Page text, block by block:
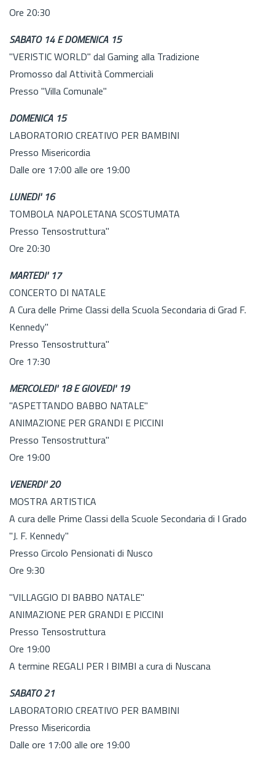
Ore 20:30
SABATO 14 E DOMENICA 15
"VERISTIC WORLD" dal Gaming alla Tradizione
Promosso dal Attività Commerciali
Presso "Villa Comunale"
DOMENICA 15
LABORATORIO CREATIVO PER BAMBINI
Presso Misericordia
Dalle ore 17:00 alle ore 19:00
LUNEDI' 16
TOMBOLA NAPOLETANA SCOSTUMATA
Presso Tensostruttura"
Ore 20:30
MARTEDI' 17
CONCERTO DI NATALE
A Cura delle Prime Classi della Scuola Secondaria di Grad F.
Kennedy"
Presso Tensostruttura"
Ore 17:30
MERCOLEDI' 18 E GIOVEDI' 19
"ASPETTANDO BABBO NATALE"
ANIMAZIONE PER GRANDI E PICCINI
Presso Tensostruttura"
Ore 19:00
VENERDI' 20
MOSTRA ARTISTICA
A cura delle Prime Classi della Scuole Secondaria di I Grado
"J. F. Kennedy"
Presso Circolo Pensionati di Nusco
Ore 9:30
"VILLAGGIO DI BABBO NATALE"
ANIMAZIONE PER GRANDI E PICCINI
Presso Tensostruttura
Ore 19:00
A termine REGALI PER I BIMBI a cura di Nuscana
SABATO 21
LABORATORIO CREATIVO PER BAMBINI
Presso Misericordia
Dalle ore 17:00 alle ore 19:00